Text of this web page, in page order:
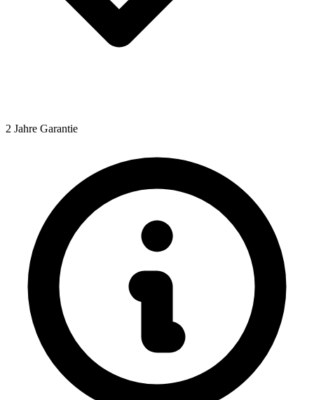
2 Jahre Garantie